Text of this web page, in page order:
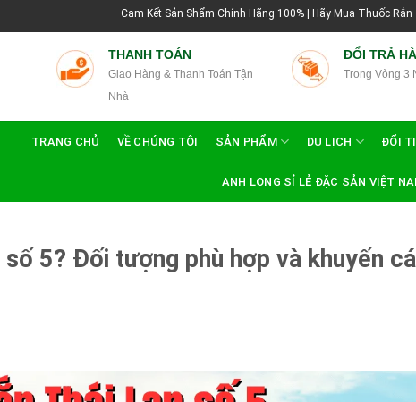
Cam Kết Sản Shẩm Chính Hãng 100% | Hãy Mua Thuốc Rắn Thái Lan Tại
THANH TOÁN
Giao Hàng & Thanh Toán Tận
Nhà
ĐỔI TRẢ
Trong Vòng 3
TRANG CHỦ VỀ CHÚNG TÔI SẢN PHẨM DU LỊCH ĐỔI
ANH LONG SỈ LẺ ĐẶC SẢN VIỆT
5? Đối tượng phù hợp và khuyến